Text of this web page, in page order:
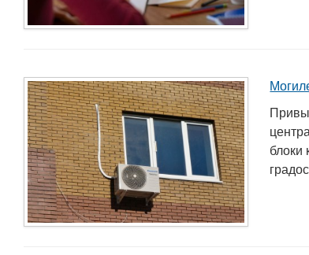
блоки
Подготовка, переподготовка и
отраслей АПК, а также
химической промышленности.